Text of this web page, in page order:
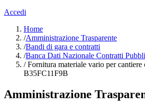
Accedi
Home
/Amministrazione Trasparente
/Bandi di gara e contratti
/Banca Dati Nazionale Contratti
/Fornitura materiale vario per cantiere
B35FC11F9B
Amministrazione